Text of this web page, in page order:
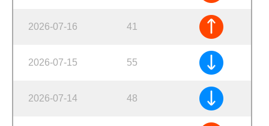
2026-07-16 41
2026-07-15 55
2026-07-14 48